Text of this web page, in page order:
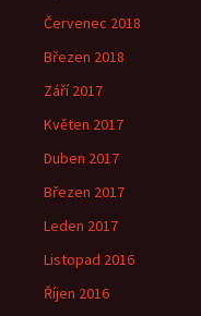
Červenec 2018
Březen 2018
Září 2017
Květen 2017
Duben 2017
Březen 2017
Leden 2017
Listopad 2016
Říjen 2016